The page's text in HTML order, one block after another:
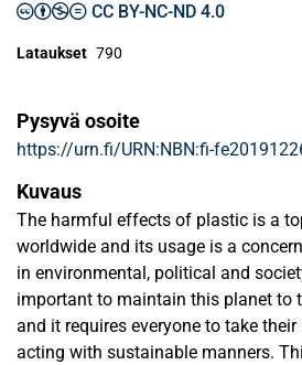
CC BY-NC-ND 4.0
Lataukset 790
Pysyvä osoite
https://urn.fi/URN:NBN:fi-
Kuvaus
The harmful effects of plastic is a
worldwide and its usage is a
in environmental, political and
important to maintain this planet to
and it requires everyone to take
acting with sustainable manners.